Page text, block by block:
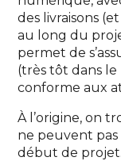
des livraisons
au long du
permet de
(très tôt dans
conforme aux
À l’origine, on
ne peuvent
début de